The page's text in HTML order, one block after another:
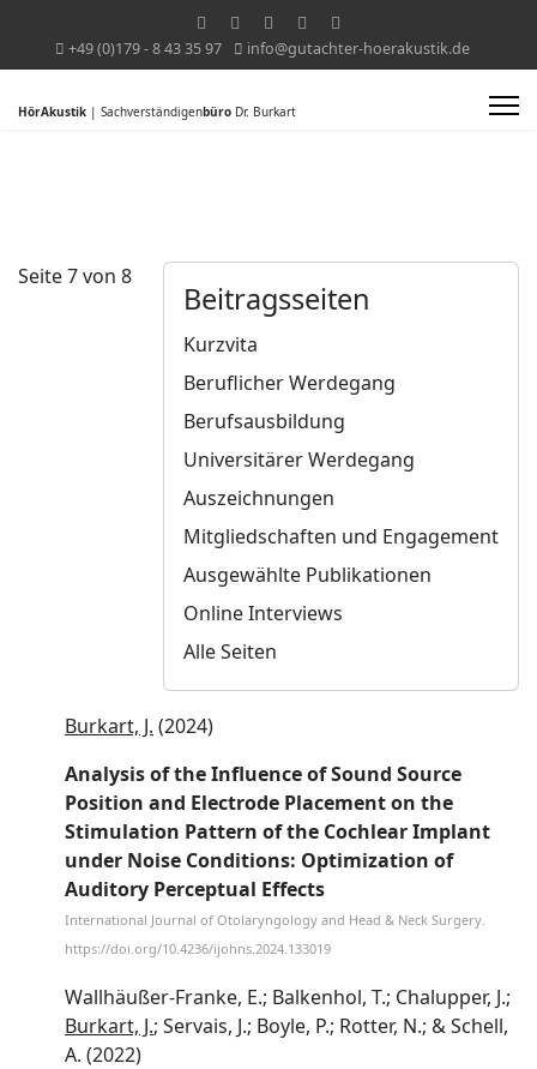
+49 (0)179 - 8 43 35 97 info@gutachter-hoerakustik.de
HörAkustik | Sachverständigenbüro Dr. Burkart
Beitragsseiten
Kurzvita
Beruflicher Werdegang
Berufsausbildung
Universitärer Werdegang
Auszeichnungen
Mitgliedschaften und Engagement
Ausgewählte Publikationen
Online Interviews
Alle Seiten
Seite 7 von 8
Burkart, J. (2024)
Analysis of the Influence of Sound Source
Position and Electrode Placement on the
Stimulation Pattern of the Cochlear Implant
under Noise Conditions: Optimization of
Auditory Perceptual Effects
International Journal of Otolaryngology and Head & Neck Surgery.
https://doi.org/10.4236/ijohns.2024.133019
Wallhäußer-Franke, E.; Balkenhol, T.; Chalupper, J.;
Burkart, J.; Servais, J.; Boyle, P.; Rotter, N.; & Schell,
A. (2022)